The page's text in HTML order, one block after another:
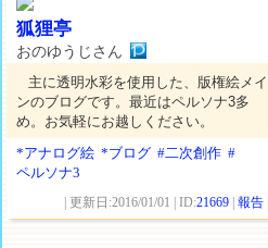
狐狸亭
おのゆうじさん
主に透明水彩を使用した、版権絵メイ
ンのブログです。最近はペルソナ3多
め。お気軽にお越しください。
*アナログ絵 *ブログ #二次創作 #
ペルソナ3
| 更新日:2016/01/01 | ID:21669 |報告